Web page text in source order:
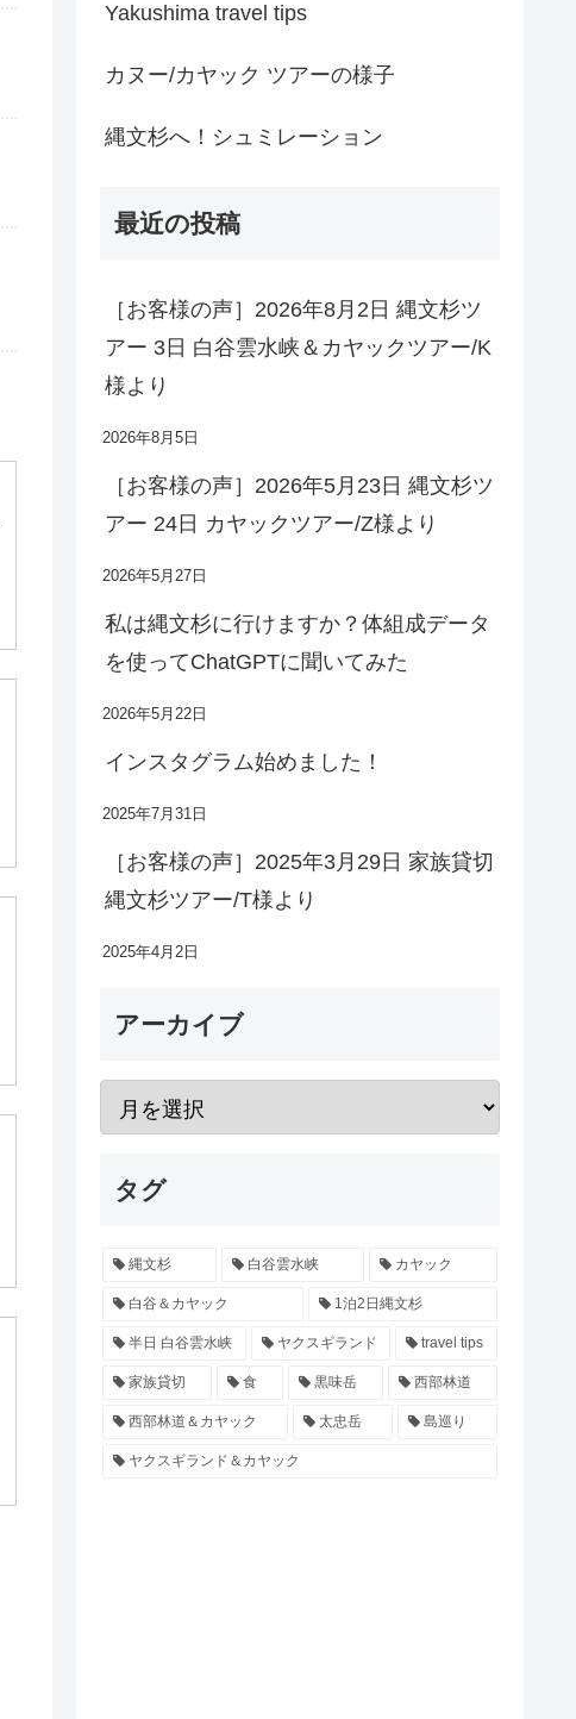
Yakushima travel tips
カヌー/カヤック ツアーの様子
縄文杉へ！シュミレーション
最近の投稿
［お客様の声］2026年8月2日 縄文杉ツ
アー 3日 白谷雲水峡＆カヤックツアー/K
様より
2026年8月5日
［お客様の声］2026年5月23日 縄文杉ツ
アー 24日 カヤックツアー/Z様より
2026年5月27日
私は縄文杉に行けますか？体組成データ
を使ってChatGPTに聞いてみた
2026年5月22日
インスタグラム始めました！
2025年7月31日
［お客様の声］2025年3月29日 家族貸切
縄文杉ツアー/T様より
2025年4月2日
アーカイブ
タグ
縄文杉 白谷雲水峡 カヤック
白谷＆カヤック 1泊2日縄文杉
半日 白谷雲水峡 ヤクスギランド travel tips
家族貸切 食 黒味岳 西部林道
西部林道＆カヤック 太忠岳 島巡り
ヤクスギランド＆カヤック